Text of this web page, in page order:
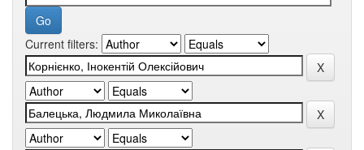
Current filters: